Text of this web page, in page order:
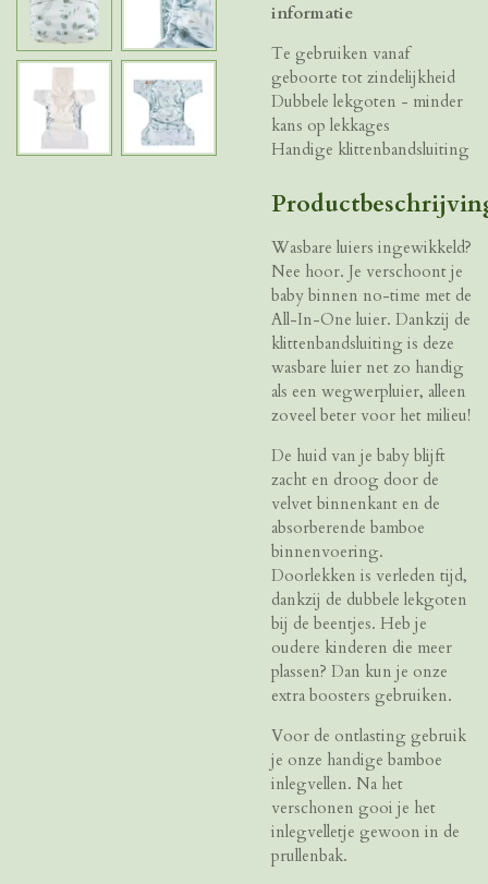
informatie
Te gebruiken vanaf
geboorte tot zindelijkheid
Dubbele lekgoten - minder
kans op lekkages
Handige klittenbandsluiting
Wasbare luiers ingewikkeld?
Nee hoor. Je verschoont je
baby binnen no-time met de
All-In-One luier. Dankzij de
klittenbandsluiting is deze
wasbare luier net zo handig
als een wegwerpluier, alleen
zoveel beter voor het milieu!
De huid van je baby blijft
zacht en droog door de
velvet binnenkant en de
absorberende bamboe
binnenvoering.
Doorlekken is verleden tijd,
dankzij de dubbele lekgoten
bij de beentjes. Heb je
oudere kinderen die meer
plassen? Dan kun je onze
extra boosters gebruiken.
Voor de ontlasting gebruik
je onze handige bamboe
inlegvellen. Na het
verschonen gooi je het
inlegvelletje gewoon in de
prullenbak.